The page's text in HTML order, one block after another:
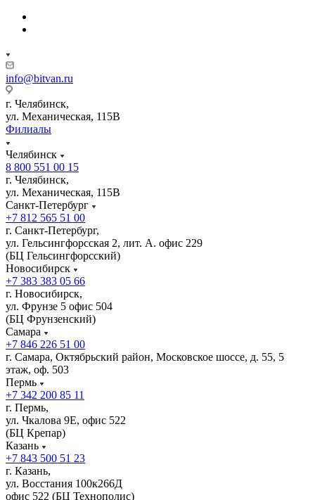
info@bitvan.ru
г. Челябинск,
ул. Механическая, 115В
Филиалы
Челябинск
8 800 551 00 15
г. Челябинск,
ул. Механическая, 115В
Санкт-Петербург
+7 812 565 51 00
г. Санкт-Петербург,
ул. Гельсингфорсская 2, лит. А. офис 229
(БЦ Гельсингфорсский)
Новосибирск
+7 383 383 05 66
г. Новосибирск,
ул. Фрунзе 5 офис 504
(БЦ Фрунзенский)
Самара
+7 846 226 51 00
г. Самара, Октябрьский район, Московское шоссе, д. 55, 5
этаж, оф. 503
Пермь
+7 342 200 85 11
г. Пермь,
ул. Чкалова 9Е, офис 522
(БЦ Крепар)
Казань
+7 843 500 51 23
г. Казань,
ул. Восстания 100к266Д
офис 522 (БЦ Технополис)